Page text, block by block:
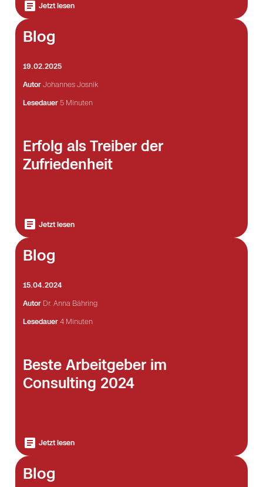
Jetzt lesen
Blog
19.02.2025
AutorJohannes Josnik
Lesedauer5 Minuten
Erfolg als Treiber der
Zufriedenheit
Jetzt lesen
Blog
15.04.2024
AutorDr. Anna Bähring
Lesedauer4 Minuten
Beste Arbeitgeber im
Consulting 2024
Jetzt lesen
Blog